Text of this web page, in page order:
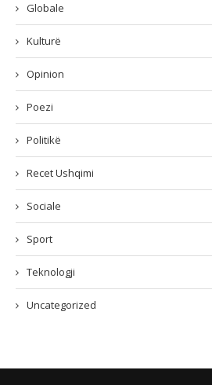
Globale
Kulturë
Opinion
Poezi
Politikë
Recet Ushqimi
Sociale
Sport
Teknologji
Uncategorized